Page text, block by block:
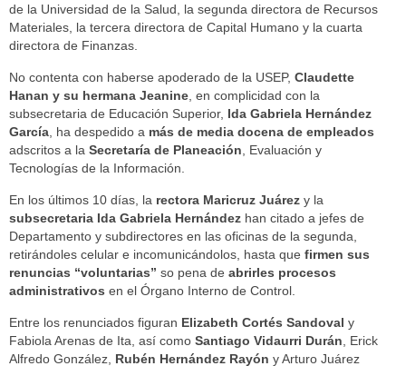
de la Universidad de la Salud, la segunda directora de Recursos
Materiales, la tercera directora de Capital Humano y la cuarta
directora de Finanzas.
No contenta con haberse apoderado de la USEP, Claudette
Hanan y su hermana Jeanine , en complicidad con la
subsecretaria de Educación Superior, Ida Gabriela Hernández
García , ha despedido a más de media docena de empleados
adscritos a la Secretaría de Planeación , Evaluación y
Tecnologías de la Información.
En los últimos 10 días, la rectora Maricruz Juárez y la
subsecretaria Ida Gabriela Hernández han citado a jefes de
Departamento y subdirectores en las oficinas de la segunda,
retirándoles celular e incomunicándolos, hasta que firmen sus
renuncias “voluntarias” so pena de abrirles procesos
administrativos en el Órgano Interno de Control.
Entre los renunciados figuran Elizabeth Cortés Sandoval y
Fabiola Arenas de Ita, así como Santiago Vidaurri Durán , Erick
Alfredo González, Rubén Hernández Rayón y Arturo Juárez